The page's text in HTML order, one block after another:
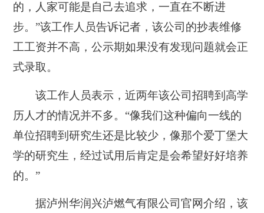
的，人家可能是自己去追求，一直在不断进
步。”该工作人员告诉记者，该公司的抄表维修
工工资并不高，公示期如果没有发现问题就会正
式录取。
该工作人员表示，近两年该公司招聘到高学
历人才的情况并不多。“像我们这种偏向一线的
单位招聘到研究生还是比较少，像那个爱丁堡大
学的研究生，经过试用后肯定是会希望好好培养
的。”
据泸州华润兴泸燃气有限公司官网介绍，该